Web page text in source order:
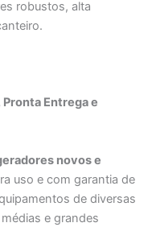
robustos, alta
Entrega e
novos e
uso e com garantia de
de diversas
e grandes